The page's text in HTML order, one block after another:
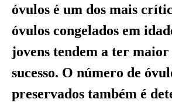
óvulos é um dos mais
óvulos congelados em
jovens tendem a ter
sucesso. O número de
preservados também é